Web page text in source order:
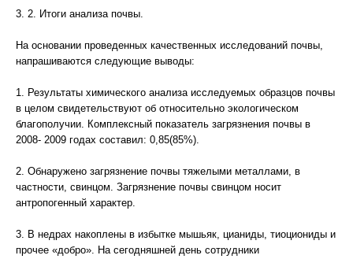
3. 2. Итоги анализа почвы.
На основании проведенных качественных исследований почвы,
напрашиваются следующие выводы:
1. Результаты химического анализа исследуемых образцов почвы
в целом свидетельствуют об относительно экологическом
благополучии. Комплексный показатель загрязнения почвы в
2008- 2009 годах составил: 0,85(85%).
2. Обнаружено загрязнение почвы тяжелыми металлами, в
частности, свинцом. Загрязнение почвы свинцом носит
антропогенный характер.
3. В недрах накоплены в избытке мышьяк, цианиды, тиоциониды и
прочее «добро». На сегодняшней день сотрудники